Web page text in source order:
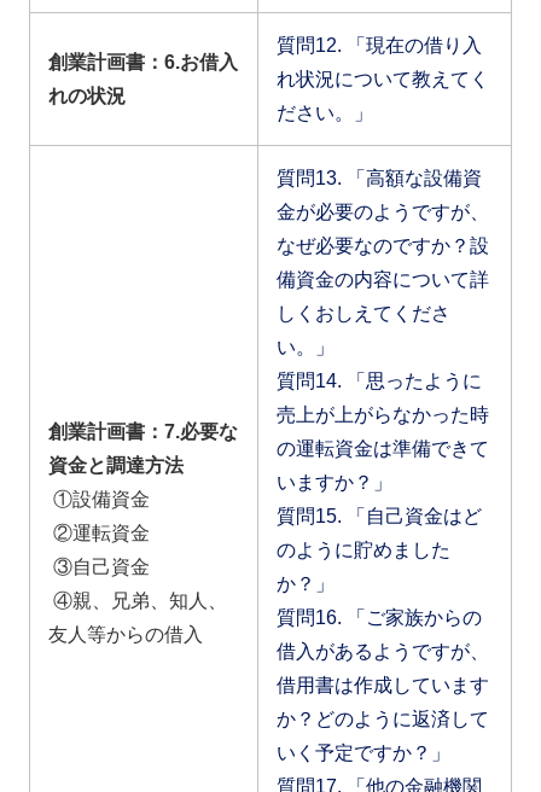
創業計画書：6.お借入
れの状況
質問12. 「現在の借り入
れ状況について教えてく
ださい。」
創業計画書：7.必要な
資金と調達方法
①設備資金
②運転資金
③自己資金
④親、兄弟、知人、
友人等からの借入
質問13. 「高額な設備資
金が必要のようですが、
なぜ必要なのですか？設
備資金の内容について詳
しくおしえてくださ
い。」
質問14. 「思ったように
売上が上がらなかった時
の運転資金は準備できて
いますか？」
質問15. 「自己資金はど
のように貯めました
か？」
質問16. 「ご家族からの
借入があるようですが、
借用書は作成しています
か？どのように返済して
いく予定ですか？」
質問17. 「他の金融機関